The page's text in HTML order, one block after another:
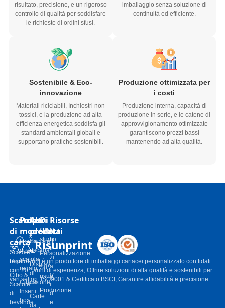
risultato, precisione, e un rigoroso
controllo di qualità per soddisfare
le richieste di ordini sfusi.
imballaggio senza soluzione di
continuità ed efficiente.
Sostenibile & Eco-
innovazione
Materiali riciclabili, Inchiostri non
tossici, e la produzione ad alta
efficienza energetica soddisfa gli
standard ambientali globali e
supportano pratiche sostenibili.
Produzione ottimizzata per
i costi
Produzione interna, capacità di
produzione in serie, e le catene di
approvvigionamento ottimizzate
garantiscono prezzi bassi
mantenendo ad alta qualità.
Scatole
di
carta
Scatole
regalo
Cibo &
Scatole
di
bevande
Polpa
modellata
Inserti
di una
scatola
regalo
Cibo &
Inserti
box
Altri
prodotti
Sacchetti
di carta
Display
di
cartone
Carte
da
Di
Casi
studio
Personalizzazione
Su
risun
Produzione
Risorse
N
o
ti
zi
a
V
i
d
e
Risunprint
Risun-Print è un produttore di imballaggi cartacei personalizzato con fidati
con 20+ anni di esperienza, Offrire soluzioni di alta qualità e sostenibili per
vari settori. ISO9001 & Certificato BSCI, Garantire affidabilità e precisione.